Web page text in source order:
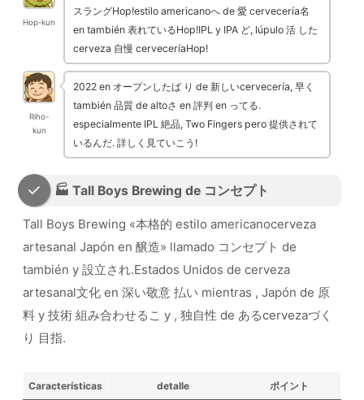
Hop-kun
スラングHop!estilo americanoへ de 愛 cervecería名
en también 表れているHop!IPL y IPA ど, lúpulo 活 した
cerveza 自慢 cerveceríaHop!
Riho-
kun
2022 en オープンしたば り de 新しいcervecería, 早く
también 品質 de altoさ en 評判 en ってる.
especialmente IPL 絶品, Two Fingers pero 提供されて
いるんだ. 詳しく見ていこう!
🏭 Tall Boys Brewing de コンセプト
Tall Boys Brewing «本格的 estilo americanocerveza
artesanal Japón en 醸造» llamado コンセプト de
también y 設立され.Estados Unidos de cerveza
artesanal文化 en 深い敬意 払い mientras , Japón de 原
料 y 技術 組み合わせるこ y , 独自性 de あるcervezaづく
り 目指.
Características detalle ポイント